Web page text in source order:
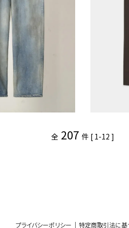
全 207 件 [ 1-12 ]
プライバシーポリシー ｜ 特定商取引法に基